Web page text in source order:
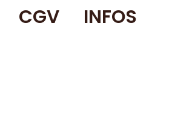
CGV INFOS